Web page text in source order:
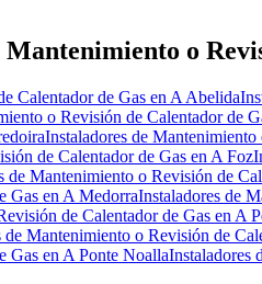
Mantenimiento o
Calentador de Gas en A Abelida
o Revisión de Calentador de
Instaladores de
de Calentador de Gas en A Foz
de Mantenimiento o Revisión de
Gas en A MedorraInstaladores de
de Calentador de Gas en A
de Mantenimiento o Revisión de
Gas en A Ponte NoallaInstaladores